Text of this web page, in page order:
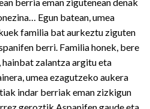
Egun batean, umea
familia bat aurkeztu ziguten
berri. Familia honek, bere
zalantza argitu eta
umea ezagutzeko aukera
indar berriak eman zizkigun